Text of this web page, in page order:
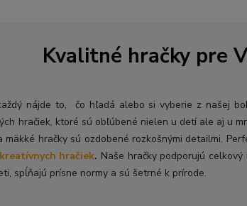
Kvalitné hračky pre
nájde to, čo hľadá alebo si vyberie z našej
hračiek, ktoré sú obľúbené nielen u detí ale aj u
hračky sú ozdobené rozkošnými detailmi.
hračiek. Naše hračky podporujú
spĺňajú prísne normy a sú šetrné k prírode.